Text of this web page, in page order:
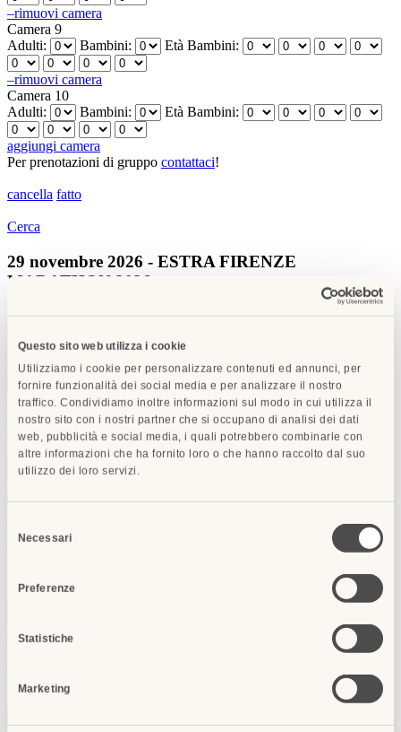
Questo sito web utilizza i cookie
Utilizziamo i cookie per personalizzare contenuti ed annunci, per
fornire funzionalità dei social media e per analizzare il nostro
traffico. Condividiamo inoltre informazioni sul modo in cui utilizza il
nostro sito con i nostri partner che si occupano di analisi dei dati
web, pubblicità e social media, i quali potrebbero combinarle con
altre informazioni che ha fornito loro o che hanno raccolto dal suo
utilizzo dei loro servizi.
delNecessari
Preferenze
Statistiche
Marketing
–rimuovi camera
Camera 9
Adulti:
Bambini: Età Bambini:
–rimuovi camera
Camera 10
Adulti:
Bambini: Età Bambini:
aggiungi camera
Per prenotazioni di gruppo contattaci!
cancella fatto
Cerca
29 novembre 2026 - ESTRA FIRENZE
MARATHON 2026
dal 29/11/2026 al 29/11/2026
Hotel San Giorgio & Olimpic Firenze(1,1 км dall'evento,
14 min a piedi) da€ 89
Grand Hotel Adriatico
(1,2 км dall'evento, 16
RECOMMENDED
Firenze(1,7 км